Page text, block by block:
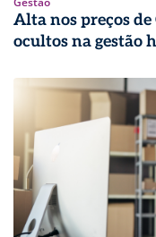
Alta nos preços
ocultos na gestão